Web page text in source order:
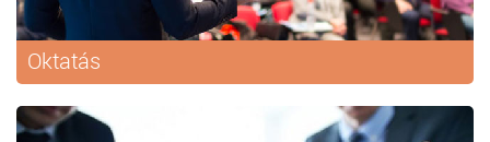
Oktatás